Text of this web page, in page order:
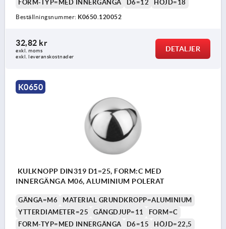
FORM-TYP=MED INNERGÄNGA D6=12 HÖJD=18
Beställningsnummer: K0650.120052
32,82 kr
exkl. moms
exkl. leveranskostnader
DETALJER
K0650
KULKNOPP DIN319 D1=25, FORM:C MED
INNERGÄNGA M06, ALUMINIUM POLERAT
GÄNGA=M6
MATERIAL GRUNDKROPP=ALUMINIUM
YTTERDIAMETER=25
GÄNGDJUP=11
FORM=C
FORM-TYP=MED INNERGÄNGA
D6=15 HÖJD=22,5